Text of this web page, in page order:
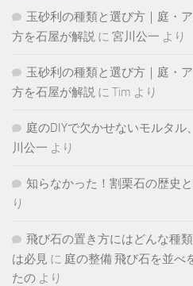
玉砂利の種類と選び方｜庭・
方を石屋が解説 に 宮川公一 より
玉砂利の種類と選び方｜庭・
方を石屋が解説 に Tim より
庭のDIYで欠かせないモルタル
川公一 より
知らなかった！割栗石の歴史
り
飛び石の置き方にはどんな種
は必見 に 庭の整備 飛び石を並べ
たの より